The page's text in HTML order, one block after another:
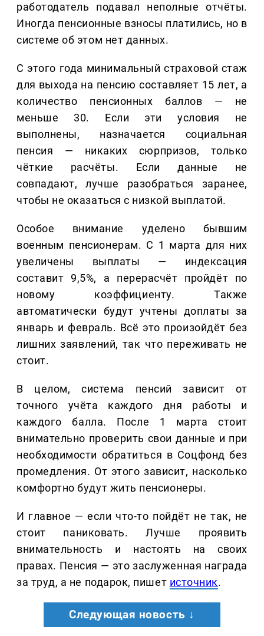
работодатель подавал неполные отчёты.
Иногда пенсионные взносы платились, но в
системе об этом нет данных.
С этого года минимальный страховой стаж
для выхода на пенсию составляет 15 лет, а
количество пенсионных баллов — не
меньше 30. Если эти условия не
выполнены, назначается социальная
пенсия — никаких сюрпризов, только
чёткие расчёты. Если данные не
совпадают, лучше разобраться заранее,
чтобы не оказаться с низкой выплатой.
Особое внимание уделено бывшим
военным пенсионерам. С 1 марта для них
увеличены выплаты — индексация
составит 9,5%, а перерасчёт пройдёт по
новому коэффициенту. Также
автоматически будут учтены доплаты за
январь и февраль. Всё это произойдёт без
лишних заявлений, так что переживать не
стоит.
В целом, система пенсий зависит от
точного учёта каждого дня работы и
каждого балла. После 1 марта стоит
внимательно проверить свои данные и при
необходимости обратиться в Соцфонд без
промедления. От этого зависит, насколько
комфортно будут жить пенсионеры.
И главное — если что-то пойдёт не так, не
стоит паниковать. Лучше проявить
внимательность и настоять на своих
правах. Пенсия — это заслуженная награда
за труд, а не подарок, пишет источник.
Следующая новость ↓